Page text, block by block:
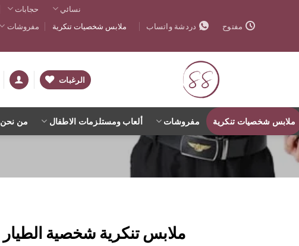
مفتوح دردشة واتساب
نسائي حجابات
ملابس شخصيات تنكرية
مفروشات
الرغبات
ملابس شخصيات تنكرية مفروشات ألعاب ومستلزمات الاطفال من نحن
ملابس تنكرية شخصية الطيار